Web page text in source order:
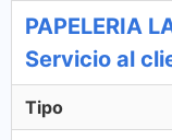
PAPELERIA
Servicio al
Tipo